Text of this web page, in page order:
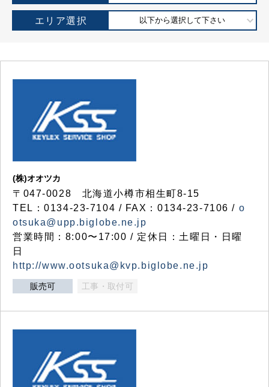
エリア選択 以下から選択して下さい
(株)オオツカ
〒047-0028 北海道小樽市相生町8-15
TEL：0134-23-7104 / FAX：0134-23-7106 / o
otsuka@upp.biglobe.ne.jp
営業時間：8:00〜17:00 / 定休日：土曜日・日曜
日
http://www.ootsuka@kvp.biglobe.ne.jp
販売可 工事・取付可